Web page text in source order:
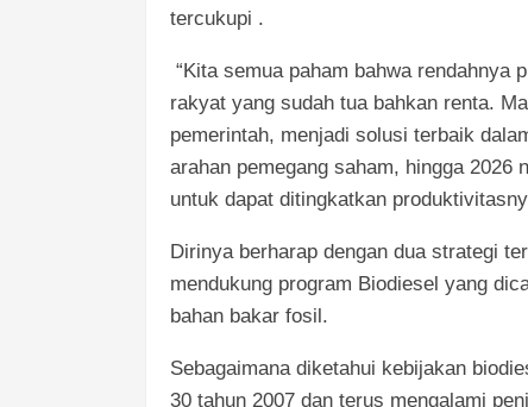
tercukupi .
“Kita semua paham bahwa rendahnya
rakyat yang sudah tua bahkan renta.
pemerintah, menjadi solusi terbaik
arahan pemegang saham, hingga
untuk dapat ditingkatkan
Dirinya berharap dengan dua strategi
mendukung program Biodiesel yang
bahan bakar fosil.
Sebagaimana diketahui kebijakan
30 tahun 2007 dan terus mengalami